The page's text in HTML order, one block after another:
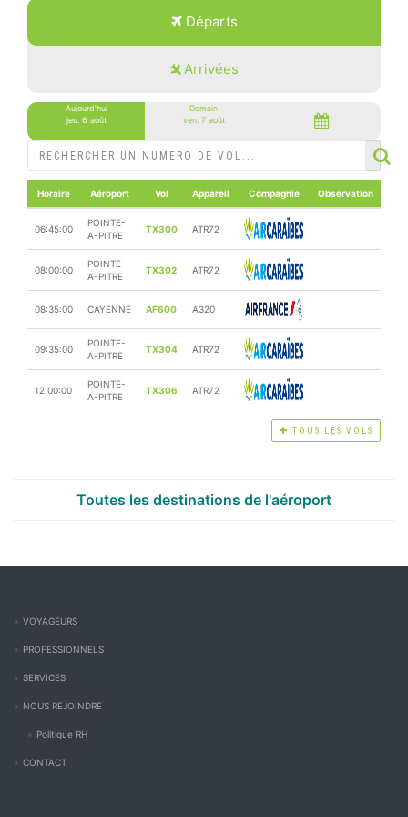
Départs
Arrivées
Aujourd'hui
jeu. 6 août
Demain
ven. 7 août
Horaire Aéroport Vol Appareil Compagnie Observation
06:45:00
POINTE-
A-PITRE
TX300 ATR72
08:00:00
POINTE-
A-PITRE
TX302 ATR72
08:35:00 CAYENNE AF600 A320
09:35:00
POINTE-
A-PITRE
TX304 ATR72
12:00:00
POINTE-
A-PITRE
TX306 ATR72
TOUS LES VOLS
Toutes les destinations de l'aéroport
VOYAGEURS
PROFESSIONNELS
SERVICES
NOUS REJOINDRE
Politique RH
CONTACT